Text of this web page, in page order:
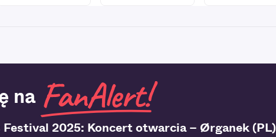
na
Festival 2025: Koncert otwarcia – Ørganek